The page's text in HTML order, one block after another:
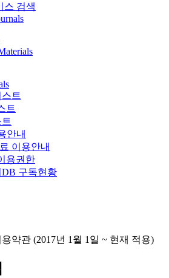
스 검색
트
트
안내
이용안내
용권한
구독현황
약관 (2017년 1월 1일 ~ 현재 적용)